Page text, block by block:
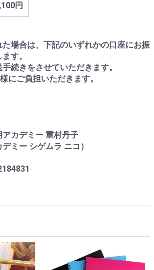
円
場合は、下記のいずれかの口座にお振
す。
続きをさせていただきます。
にご負担いただきます。
カデミー 重村丹子
ミー シゲムラ ニコ）